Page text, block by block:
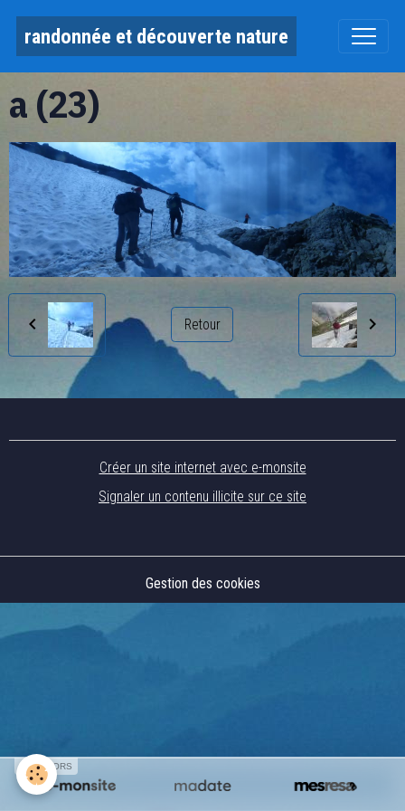
randonnée et découverte nature
a (23)
Retour
Créer un site internet avec e-monsite
Signaler un contenu illicite sur ce site
Gestion des cookies
SPONSORS